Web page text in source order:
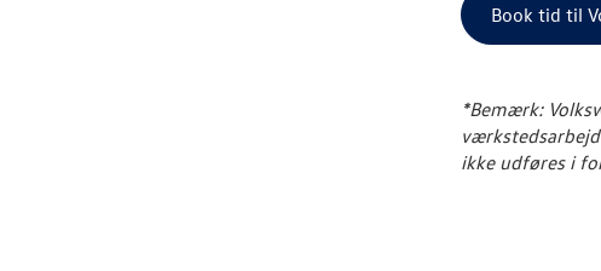
Book tid til
*Bemærk:
ikke udføres i